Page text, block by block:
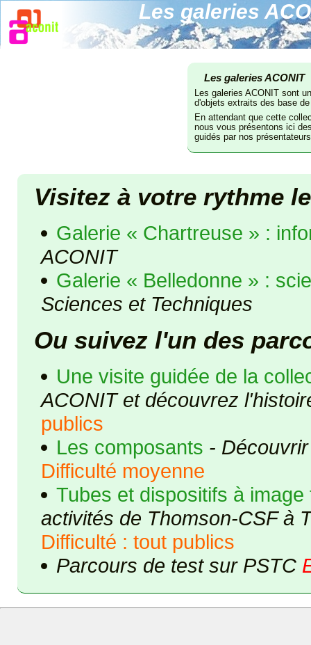
Les galeries
Les galeries ACONIT
Les galeries ACONIT sont
d'objets extraits des base
En attendant que cette
nous vous présentons ici
guidés par nos
Visitez à votre rythme
Galerie « Chartreuse » :
ACONIT
Galerie « Belledonne » :
Sciences et Techniques
Ou suivez l'un des
Une visite guidée de la
ACONIT et découvrez
publics
Les composants -
Difficulté moyenne
Tubes et dispositifs à
activités de Thomson-CSF à
Difficulté : tout publics
Parcours de test sur PSTC